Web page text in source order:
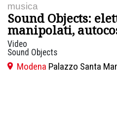
musica
Sound Objects:
manipolati,
Video
Sound Objects
Modena Palazzo Santa